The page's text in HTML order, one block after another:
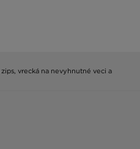
vrecká na nevyhnutné veci a